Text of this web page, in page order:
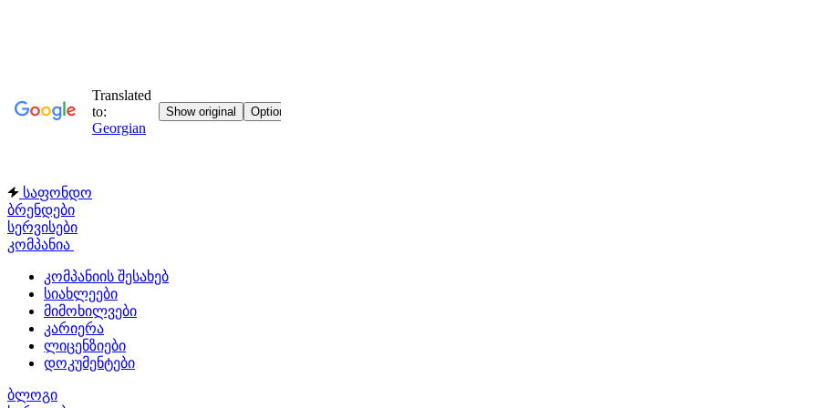
საფონდო
ბრენდები
სერვისები
კომპანია
კომპანიის შესახებ
სიახლეები
მიმოხილვები
კარიერა
ლიცენზიები
დოკუმენტები
ბლოგი